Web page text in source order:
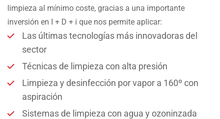
limpieza al mínimo coste, gracias a una importante
inversión en I + D + i que nos permite aplicar:
Las últimas tecnologías más innovadoras del
sector
Técnicas de limpieza con alta presión
Limpieza y desinfección por vapor a 160º con
aspiración
Sistemas de limpieza con agua y ozoninzada